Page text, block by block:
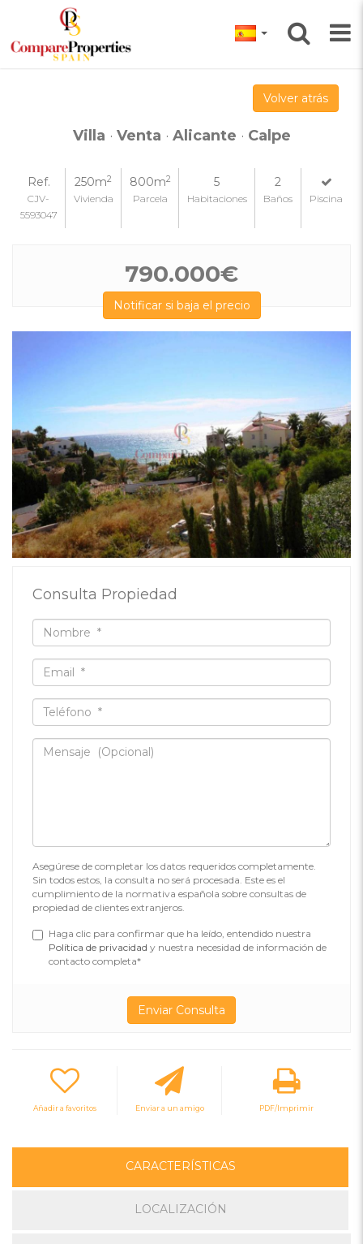
Volver atrás
Villa · Venta · Alicante · Calpe
Ref.
CJV-
5593047
250m2
Vivienda
800m2
Parcela
5
Habitaciones
2
Baños Piscina
790.000€
Notificar si baja el precio
Consulta Propiedad
Asegúrese de completar los datos requeridos completamente.
Sin todos estos, la consulta no será procesada. Este es el
cumplimiento de la normativa española sobre consultas de
propiedad de clientes extranjeros.
Haga clic para confirmar que ha leído, entendido nuestra
Política de privacidad y nuestra necesidad de información de
contacto completa*
Añadir a favoritos Enviar a un amigo PDF/Imprimir
CARACTERÍSTICAS
LOCALIZACIÓN